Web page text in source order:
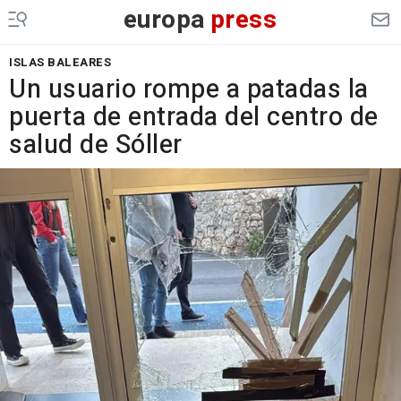
europa press
ISLAS BALEARES
Un usuario rompe a patadas la
puerta de entrada del centro de
salud de Sóller